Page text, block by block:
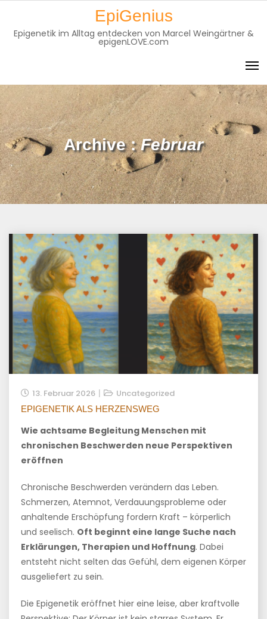
content
EpiGenius
Epigenetik im Alltag entdecken von Marcel Weingärtner &
epigenLOVE.com
Archive :Februar
13. Februar 2026 Uncategorized
EPIGENETIK ALS HERZENSWEG
Wie achtsame Begleitung Menschen mit
chronischen Beschwerden neue Perspektiven
eröffnen
Chronische Beschwerden verändern das Leben.
Schmerzen, Atemnot, Verdauungsprobleme oder
anhaltende Erschöpfung fordern Kraft – körperlich
und seelisch. Oft beginnt eine lange Suche nach
Erklärungen, Therapien und Hoffnung. Dabei
entsteht nicht selten das Gefühl, dem eigenen Körper
ausgeliefert zu sein.
Die Epigenetik eröffnet hier eine leise, aber kraftvolle